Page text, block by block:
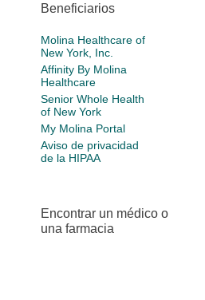
Beneficiarios
Molina Healthcare of
New York, Inc.
Affinity By Molina
Healthcare
Senior Whole Health
of New York
My Molina Portal
Aviso de privacidad
de la HIPAA
Encontrar un médico o
una farmacia